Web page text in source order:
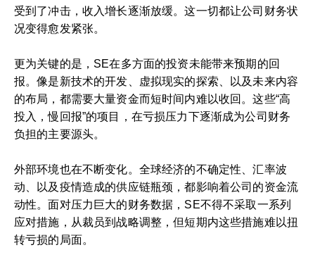
受到了冲击，收入增长逐渐放缓。这一切都让公司财务状
况变得愈发紧张。
更为关键的是，SE在多方面的投资未能带来预期的回
报。像是新技术的开发、虚拟现实的探索、以及未来内容
的布局，都需要大量资金而短时间内难以收回。这些“高
投入，慢回报”的项目，在亏损压力下逐渐成为公司财务
负担的主要源头。
外部环境也在不断变化。全球经济的不确定性、汇率波
动、以及疫情造成的供应链瓶颈，都影响着公司的资金流
动性。面对压力巨大的财务数据，SE不得不采取一系列
应对措施，从裁员到战略调整，但短期内这些措施难以扭
转亏损的局面。